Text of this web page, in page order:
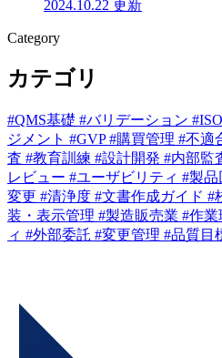
2024.10.22 更新
Category
カテゴリ
#QMS基礎 #バリデーション
ジメント #GVP#購買管理 #不適
査 #教育訓練 #設計開発 #内部監
レビュー #ユーザビリティ #製品
変更 #清浄度 #文書作成ガイド #
装・表示管理 #製造販売業 #作業
ィ #外部委託 #変更管理 #品質目